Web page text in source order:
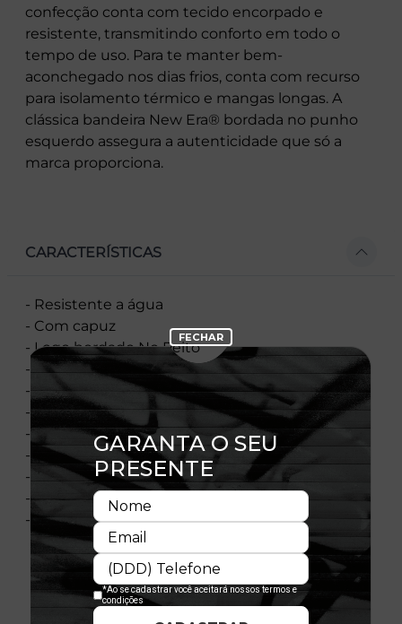
confecção conta com tecido encorpado e
resistente, transmitindo conforto em todo o
tempo de uso. Para te manter bem-
aconchegado nos dias frios, conta com recurso
para isolamento térmico e mangas longas. A
clássica bandeira New Era® bordada no punho
esquerdo assegura a autenticidade que só a
marca proporciona.
CARACTERÍSTICAS
- Resistente a água
- Com capuz
- Logo bordado No Peito
- Recorte contrastante
- Cordão contrastante
- Forro do capuz contrastante
- Flag bordada
- Material: Nylon
- Composição: 100% Poliéster
- Licença oficial
- Importada